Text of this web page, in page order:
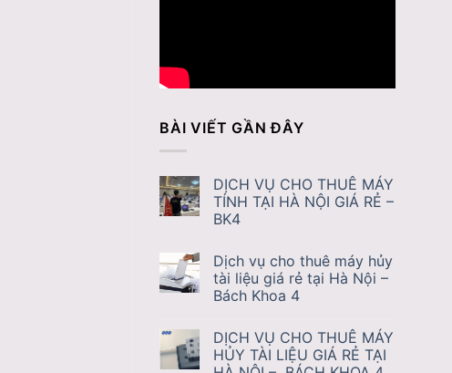
BÀI VIẾT GẦN ĐÂY
DỊCH VỤ CHO THUÊ MÁY
TÍNH TẠI HÀ NỘI GIÁ RẺ –
BK4
Dịch vụ cho thuê máy hủy
tài liệu giá rẻ tại Hà Nội –
Bách Khoa 4
DỊCH VỤ CHO THUÊ MÁY
HỦY TÀI LIỆU GIÁ RẺ TẠI